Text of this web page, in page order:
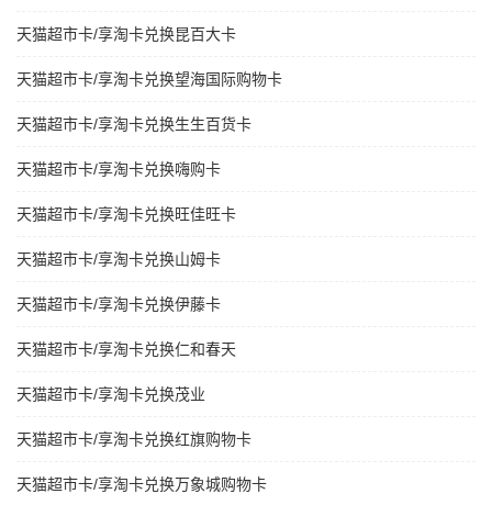
天猫超市卡/享淘卡兑换昆百大卡
天猫超市卡/享淘卡兑换望海国际购物卡
天猫超市卡/享淘卡兑换生生百货卡
天猫超市卡/享淘卡兑换嗨购卡
天猫超市卡/享淘卡兑换旺佳旺卡
天猫超市卡/享淘卡兑换山姆卡
天猫超市卡/享淘卡兑换伊藤卡
天猫超市卡/享淘卡兑换仁和春天
天猫超市卡/享淘卡兑换茂业
天猫超市卡/享淘卡兑换红旗购物卡
天猫超市卡/享淘卡兑换万象城购物卡